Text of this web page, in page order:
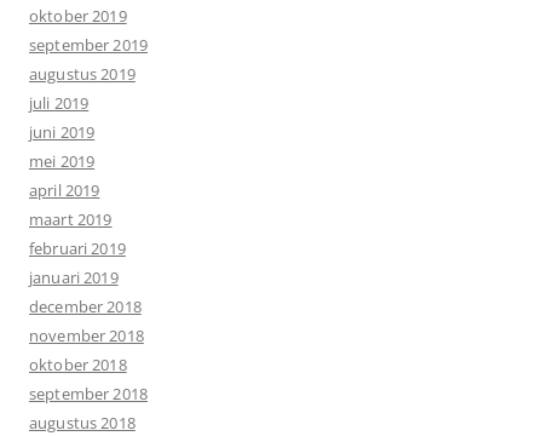
oktober 2019
september 2019
augustus 2019
juli 2019
juni 2019
mei 2019
april 2019
maart 2019
februari 2019
januari 2019
december 2018
november 2018
oktober 2018
september 2018
augustus 2018